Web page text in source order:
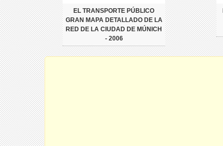
EL TRANSPORTE PÚBLICO
GRAN MAPA DETALLADO DE LA
RED DE LA CIUDAD DE MÚNICH
- 2006